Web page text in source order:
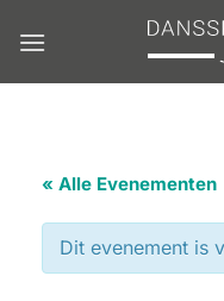
naar
« Alle Evenementen
Dit evenement is